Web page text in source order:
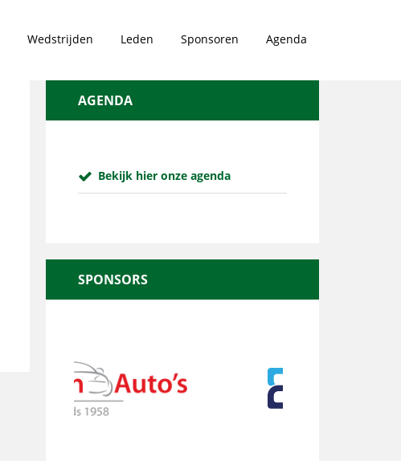
Wedstrijden Leden Sponsoren Agenda
AGENDA
Bekijk hier onze agenda
SPONSORS